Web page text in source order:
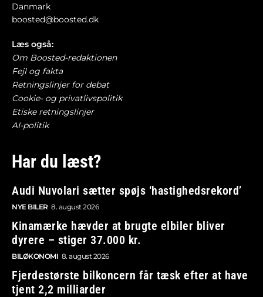
Danmark
boosted@boosted.dk
Læs også:
Om Boosted-redaktionen
Fejl og fakta
Retningslinjer for debat
Cookie- og privatlivspolitik
Etiske retningslinjer
AI-politik
Har du læst?
Audi Nuvolari sætter spøjs ‘hastighedsrekord’
NYE BILER 8. august 2026
Kinamærke hævder at brugte elbiler bliver
dyrere – stiger 37.000 kr.
BILØKONOMI 8. august 2026
Fjerdestørste bilkoncern får tæsk efter at have
tjent 2,2 milliarder